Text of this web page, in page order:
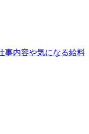
事内容や気になる給料